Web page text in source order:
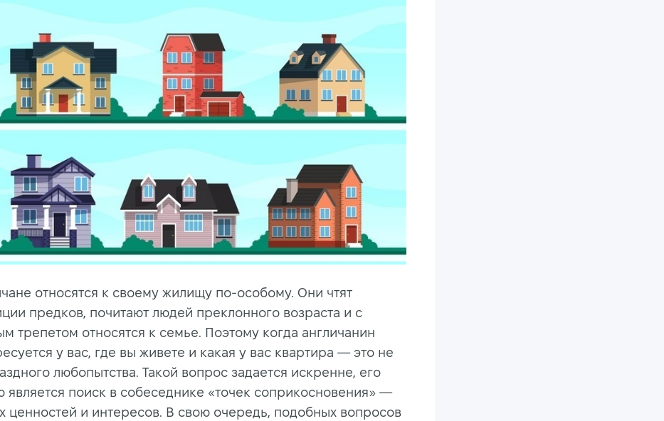
относятся к своему жилищу по-особому. Они чтят
предков, почитают людей преклонного возраста и с
трепетом относятся к семье. Поэтому когда англичанин
у вас, где вы живете и какая у вас квартира — это не
любопытства. Такой вопрос задается искренне, его
является поиск в собеседнике «точек соприкосновения» —
ценностей и интересов. В свою очередь, подобных вопросов